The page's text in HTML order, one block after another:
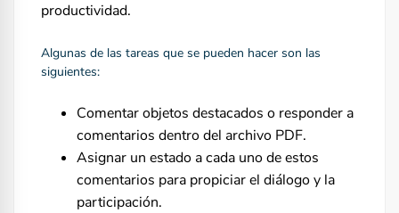
productividad.
Algunas de las tareas que se pueden hacer son las
siguientes:
Comentar objetos destacados o responder a
comentarios dentro del archivo PDF.
Asignar un estado a cada uno de estos
comentarios para propiciar el diálogo y la
participación.